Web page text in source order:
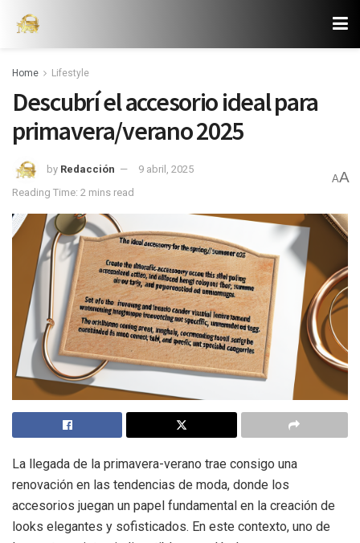
Home Lifestyle
Descubrí el accesorio ideal para
primavera/verano 2025
by Redacción
9 abril, 2025
Reading Time: 2 mins read
AA
La llegada de la primavera-verano trae consigo una
renovación en las tendencias de moda, donde los
accesorios juegan un papel fundamental en la creación de
looks elegantes y sofisticados. En este contexto, uno de